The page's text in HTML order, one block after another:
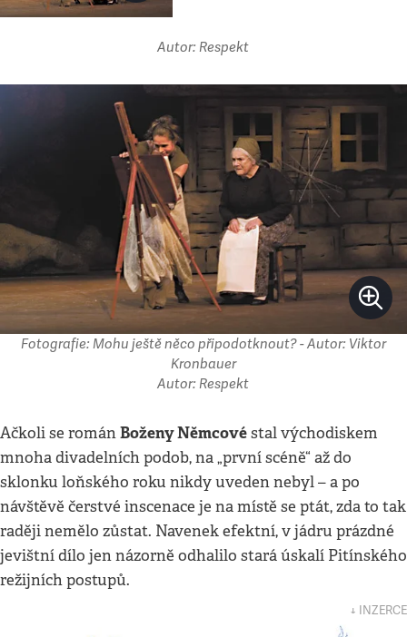
Autor: Respekt
Fotografie: Mohu ještě něco připodotknout? - Autor: Viktor
Kronbauer
Autor: Respekt
Ačkoli se románBoženy Němcovéstal východiskem
mnoha divadelních podob, na „první scéně“ až do
sklonku loňského roku nikdy uveden nebyl – a po
návštěvě čerstvé inscenace je na místě se ptát, zda to tak
raději nemělo zůstat. Navenek efektní, v jádru prázdné
jevištní dílo jen názorně odhalilo stará úskalí Pitínského
režijních postupů.
↓ INZERCE